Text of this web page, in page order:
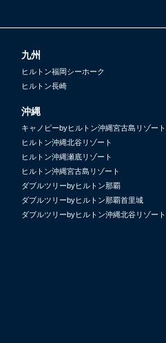
九州
ヒルトン福岡シーホーク
ヒルトン長崎
沖縄
キャノピーbyヒルトン沖縄宮古島リゾート
ヒルトン沖縄北谷リゾート
ヒルトン沖縄瀬底リゾート
ヒルトン沖縄宮古島リゾート
ダブルツリーbyヒルトン那覇
ダブルツリーbyヒルトン那覇首里城
ダブルツリーbyヒルトン沖縄北谷リゾート